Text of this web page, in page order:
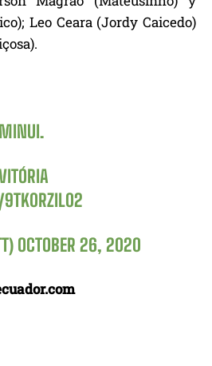
Leo Ceara (Jordy Caicedo)
9TK0RZIL02
OCTOBER 26, 2020